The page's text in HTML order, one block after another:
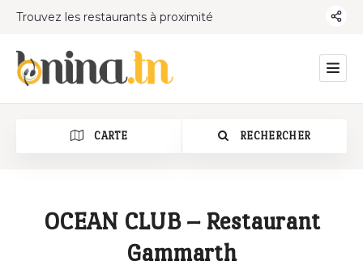
Trouvez les restaurants à proximité
CARTE RECHERCHER
OCEAN CLUB – Restaurant
Gammarth